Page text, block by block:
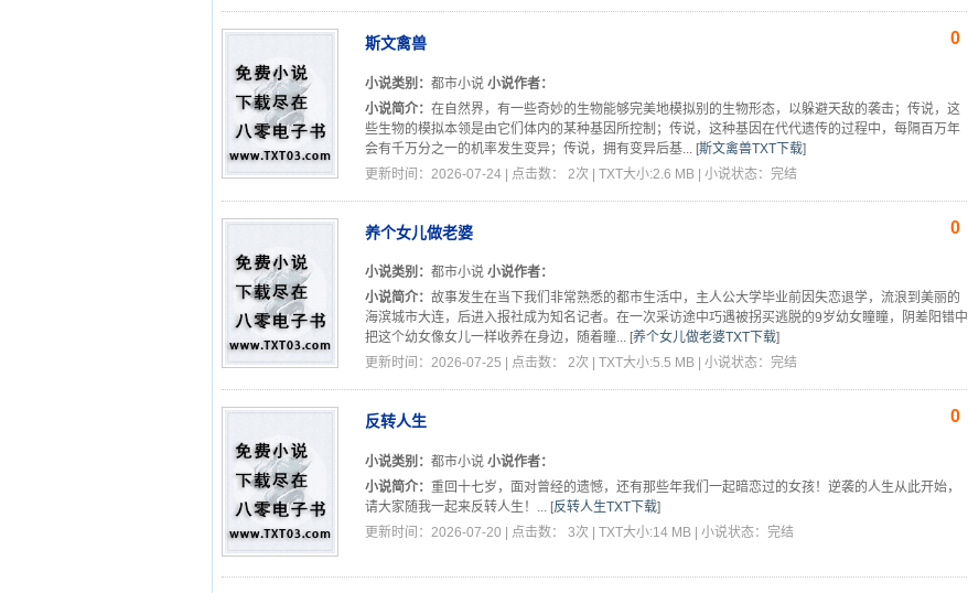
斯文禽兽 0
小说类别： 都市小说 小说作者：
小说简介： 在自然界，有一些奇妙的生物能够完美地模拟别的生物形态，以躲避天敌的袭击；传说，这
些生物的模拟本领是由它们体内的某种基因所控制；传说，这种基因在代代遗传的过程中，每隔百万年
会有千万分之一的机率发生变异；传说，拥有变异后基...
[斯文禽兽TXT下载]
更新时间：2026-07-24 | 点击数： 2次 | TXT大小:2.6 MB | 小说状态：完结
养个女儿做老婆 0
小说类别： 都市小说 小说作者：
小说简介： 故事发生在当下我们非常熟悉的都市生活中，主人公大学毕业前因失恋退学，流浪到美丽的
海滨城市大连，后进入报社成为知名记者。在一次采访途中巧遇被拐买逃脱的9岁幼女瞳瞳，阴差阳错中
把这个幼女像女儿一样收养在身边，随着瞳... [养个女儿做老婆TXT下载]
更新时间：2026-07-25 | 点击数： 2次 | TXT大小:5.5 MB | 小说状态：完结
反转人生 0
小说类别： 都市小说 小说作者：
小说简介： 重回十七岁，面对曾经的遗憾，还有那些年我们一起暗恋过的女孩！逆袭的人生从此开始，
请大家随我一起来反转人生！...
[反转人生TXT下载]
更新时间：2026-07-20 | 点击数： 3次 | TXT大小:14 MB | 小说状态：完结